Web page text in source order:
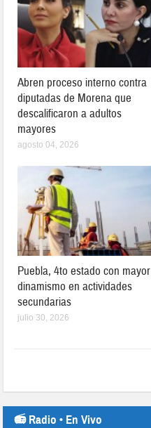
Abren proceso interno contra
diputadas de Morena que
descalificaron a adultos
mayores
agosto 04, 2026
Puebla, 4to estado con mayor
dinamismo en actividades
secundarias
julio 30, 2026
📻 Radio • En Vivo